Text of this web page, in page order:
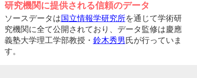
研究機関に提供される信頼のデータ
ソースデータは国立情報学研究所を通じて学術研
究機関に全て公開されており、データ監修は慶應
義塾大学理工学部教授・ 鈴木秀男 氏が行っていま
す。